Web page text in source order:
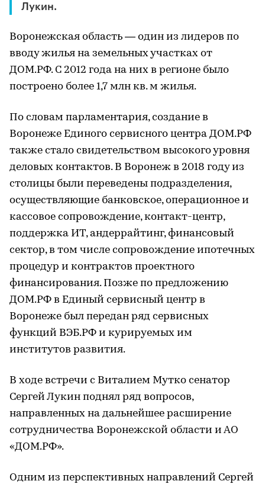
Лукин.
Воронежская область — один из лидеров по
вводу жилья на земельных участках от
ДОМ.РФ. С 2012 года на них в регионе было
построено более 1,7 млн кв. м жилья.
По словам парламентария, создание в
Воронеже Единого сервисного центра ДОМ.РФ
также стало свидетельством высокого уровня
деловых контактов. В Воронеж в 2018 году из
столицы были переведены подразделения,
осуществляющие банковское, операционное и
кассовое сопровождение, контакт-центр,
поддержка ИТ, андеррайтинг, финансовый
сектор, в том числе сопровождение ипотечных
процедур и контрактов проектного
финансирования. Позже по предложению
ДОМ.РФ в Единый сервисный центр в
Воронеже был передан ряд сервисных
функций ВЭБ.РФ и курируемых им
институтов развития.
В ходе встречи с Виталием Мутко сенатор
Сергей Лукин поднял ряд вопросов,
направленных на дальнейшее расширение
сотрудничества Воронежской области и АО
«ДОМ.РФ».
Одним из перспективных направлений Сергей